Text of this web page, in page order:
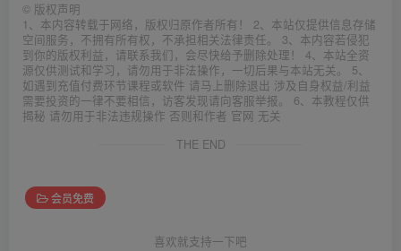
© 版权声明
1、本内容转载于网络，版权归原作者所有！ 2、本站仅提供信息存储
空间服务，不拥有所有权，不承担相关法律责任。 3、本内容若侵犯
到你的版权利益，请联系我们，会尽快给予删除处理！ 4、本站全资
源仅供测试和学习，请勿用于非法操作，一切后果与本站无关。 5、
如遇到充值付费环节课程或软件 请马上删除退出 涉及自身权益/利益
需要投资的一律不要相信，访客发现请向客服举报。 6、本教程仅供
揭秘 请勿用于非法违规操作 否则和作者 官网 无关
THE END
会员免费
喜欢就支持一下吧